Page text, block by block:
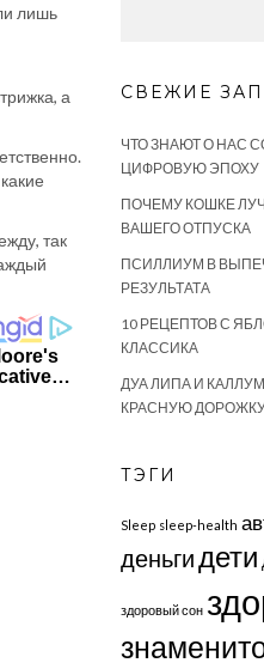
лишь
а
так
СВЕЖИЕ
ЧТО ЗНАЮТ О НАС
ЦИФРОВУЮ ЭПОХУ
ПОЧЕМУ КОШКЕ
ВАШЕГО ОТПУСКА
ПСИЛЛИУМ В
РЕЗУЛЬТАТА
10 РЕЦЕПТОВ С
КЛАССИКА
ДУА ЛИПА И
КРАСНУЮ
ТЭГИ
Sleep sleep-health
деньгидети
здоровый сон